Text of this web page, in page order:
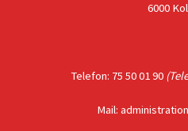
6000
Telefon: 75 50 01 90
Mail: